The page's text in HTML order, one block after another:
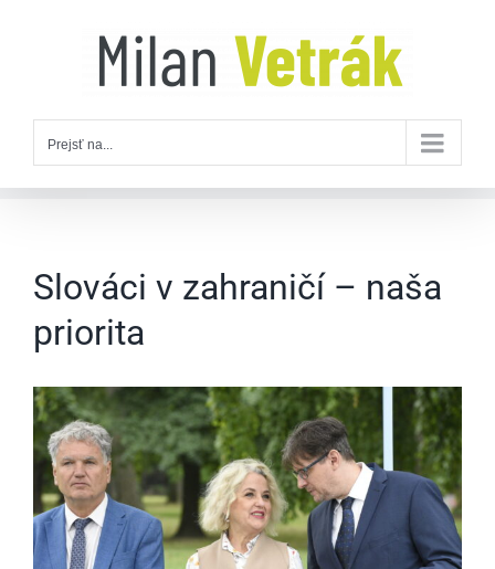
Prejsť na...
Slováci v zahraničí – naša
priorita
Zobraziť
väčší
obrázok